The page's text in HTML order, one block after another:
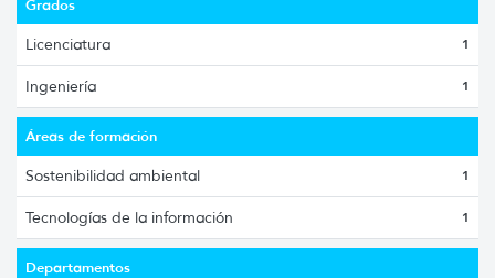
Grados
Licenciatura 1
Ingeniería 1
Áreas de formación
Sostenibilidad ambiental 1
Tecnologías de la información 1
Departamentos